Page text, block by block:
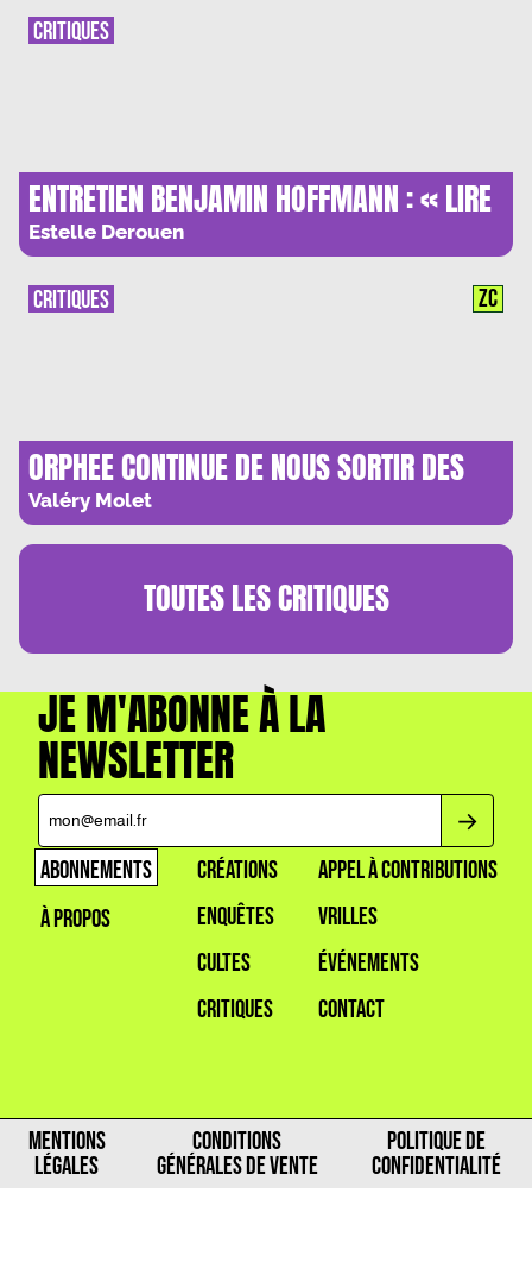
ENTRETIEN BENJAMIN HOFFMANN : « LIRE
MURAKAMI, C’EST PLONGER DANS UN
ESPACE EN EXPANSION PERMANENTE »
Estelle Derouen
CRITIQUES
ORPHEE CONTINUE DE NOUS SORTIR DES
TENEBRES
Valéry Molet
CRITIQUES ZC
TOUTES LESCRITIQUES
JE M'ABONNE À LA
NEWSLETTER
ABONNEMENTS
À PROPOS
CRÉATIONS
ENQUÊTES
CULTES
CRITIQUES
APPEL À CONTRIBUTIONS
VRILLES
ÉVÉNEMENTS
CONTACT
MENTIONS
LÉGALES
CONDITIONS
GÉNÉRALES DE VENTE
POLITIQUE DE
CONFIDENTIALITÉ